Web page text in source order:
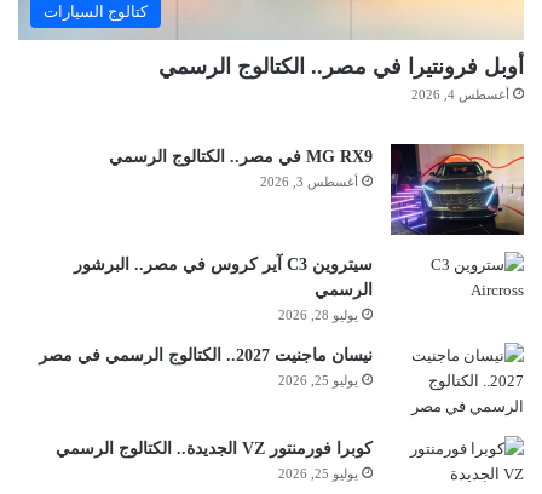
كتالوج السيارات
أوبل فرونتيرا في مصر.. الكتالوج الرسمي
أغسطس 4, 2026
MG RX9 في مصر.. الكتالوج الرسمي
أغسطس 3, 2026
سيتروين C3 آير كروس في مصر.. البرشور
الرسمي
يوليو 28, 2026
نيسان ماجنيت 2027.. الكتالوج الرسمي في مصر
يوليو 25, 2026
كوبرا فورمنتور VZ الجديدة.. الكتالوج الرسمي
يوليو 25, 2026